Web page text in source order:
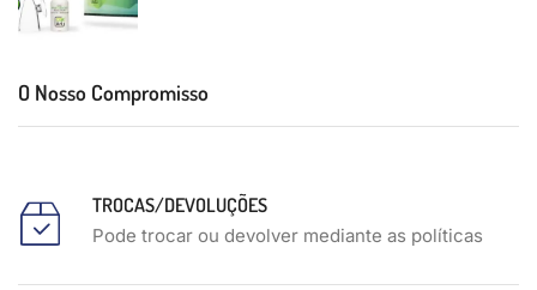
O Nosso Compromisso
TROCAS/DEVOLUÇÕES
Pode trocar ou devolver mediante as políticas